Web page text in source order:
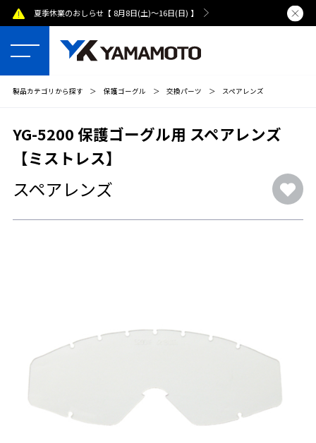
夏季休業のおしらせ【 8月8日(土)～16日(日) 】 熊本県で
製品カテゴリから探す ＞ 保護ゴーグル ＞ 交換パーツ ＞ スペアレンズ
YG-5200 保護ゴーグル用 スペアレンズ
【ミストレス】
スペアレンズ